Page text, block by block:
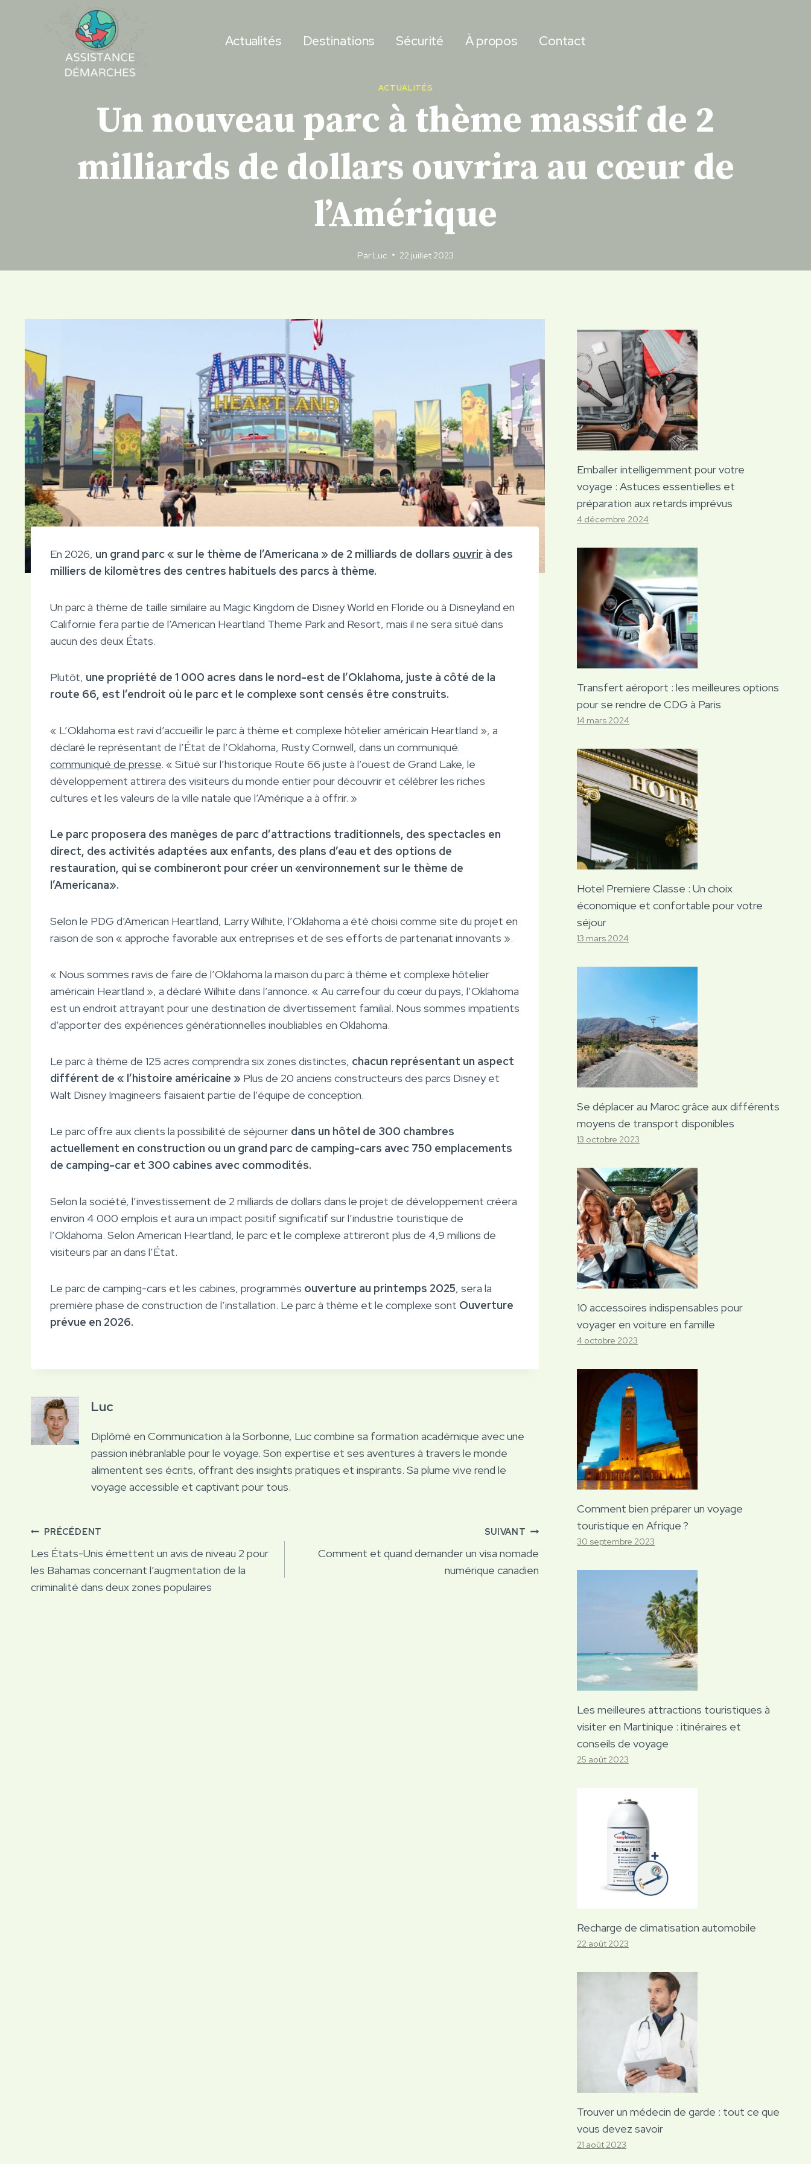
Actualités Destinations Sécurité À propos Contact
ACTUALITÉS
Un nouveau parc à thème massif de 2
milliards de dollars ouvrira au cœur de
l’Amérique
Par Luc 22 juillet 2023
En 2026, un grand parc « sur le thème de l’Americana » de 2 milliards de dollars ouvrir à des
milliers de kilomètres des centres habituels des parcs à thème.
Un parc à thème de taille similaire au Magic Kingdom de Disney World en Floride ou à Disneyland en
Californie fera partie de l’American Heartland Theme Park and Resort, mais il ne sera situé dans
aucun des deux États.
Plutôt, une propriété de 1 000 acres dans le nord-est de l’Oklahoma, juste à côté de la
route 66, est l’endroit où le parc et le complexe sont censés être construits.
« L’Oklahoma est ravi d’accueillir le parc à thème et complexe hôtelier américain Heartland », a
déclaré le représentant de l’État de l’Oklahoma, Rusty Cornwell, dans un communiqué.
communiqué de presse. « Situé sur l’historique Route 66 juste à l’ouest de Grand Lake, le
développement attirera des visiteurs du monde entier pour découvrir et célébrer les riches
cultures et les valeurs de la ville natale que l’Amérique a à offrir. »
Le parc proposera des manèges de parc d’attractions traditionnels, des spectacles en
direct, des activités adaptées aux enfants, des plans d’eau et des options de
restauration, qui se combineront pour créer un «environnement sur le thème de
l’Americana».
Selon le PDG d’American Heartland, Larry Wilhite, l’Oklahoma a été choisi comme site du projet en
raison de son « approche favorable aux entreprises et de ses efforts de partenariat innovants ».
« Nous sommes ravis de faire de l’Oklahoma la maison du parc à thème et complexe hôtelier
américain Heartland », a déclaré Wilhite dans l’annonce. « Au carrefour du cœur du pays, l’Oklahoma
est un endroit attrayant pour une destination de divertissement familial. Nous sommes impatients
d’apporter des expériences générationnelles inoubliables en Oklahoma.
Le parc à thème de 125 acres comprendra six zones distinctes, chacun représentant un aspect
différent de « l’histoire américaine » Plus de 20 anciens constructeurs des parcs Disney et
Walt Disney Imagineers faisaient partie de l’équipe de conception.
Le parc offre aux clients la possibilité de séjourner dans un hôtel de 300 chambres
actuellement en construction ou un grand parc de camping-cars avec 750 emplacements
de camping-car et 300 cabines avec commodités.
Selon la société, l’investissement de 2 milliards de dollars dans le projet de développement créera
environ 4 000 emplois et aura un impact positif significatif sur l’industrie touristique de
l’Oklahoma. Selon American Heartland, le parc et le complexe attireront plus de 4,9 millions de
visiteurs par an dans l’État.
Le parc de camping-cars et les cabines, programmés ouverture au printemps 2025, sera la
première phase de construction de l’installation. Le parc à thème et le complexe sont Ouverture
prévue en 2026.
Luc
Diplômé en Communication à la Sorbonne, Luc combine sa formation académique avec une
passion inébranlable pour le voyage. Son expertise et ses aventures à travers le monde
alimentent ses écrits, offrant des insights pratiques et inspirants. Sa plume vive rend le
voyage accessible et captivant pour tous.
Navigation
de
PRÉCÉDENT
Les États-Unis émettent un avis de niveau 2 pour
les Bahamas concernant l’augmentation de la
criminalité dans deux zones populaires
SUIVANT
Comment et quand demander un visa nomade
numérique canadien
Emballer intelligemment pour votre
voyage : Astuces essentielles et
préparation aux retards imprévus
4 décembre 2024
Transfert aéroport : les meilleures options
pour se rendre de CDG à Paris
14 mars 2024
Hotel Premiere Classe : Un choix
économique et confortable pour votre
séjour
13 mars 2024
Se déplacer au Maroc grâce aux différents
moyens de transport disponibles
13 octobre 2023
10 accessoires indispensables pour
voyager en voiture en famille
4 octobre 2023
Comment bien préparer un voyage
touristique en Afrique ?
30 septembre 2023
Les meilleures attractions touristiques à
visiter en Martinique : itinéraires et
conseils de voyage
25 août 2023
Recharge de climatisation automobile
22 août 2023
Trouver un médecin de garde : tout ce que
vous devez savoir
21 août 2023